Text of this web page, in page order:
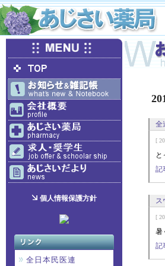
個人情報保護方針
全日本民医連
全
[
と
記
ス
[
暑
記